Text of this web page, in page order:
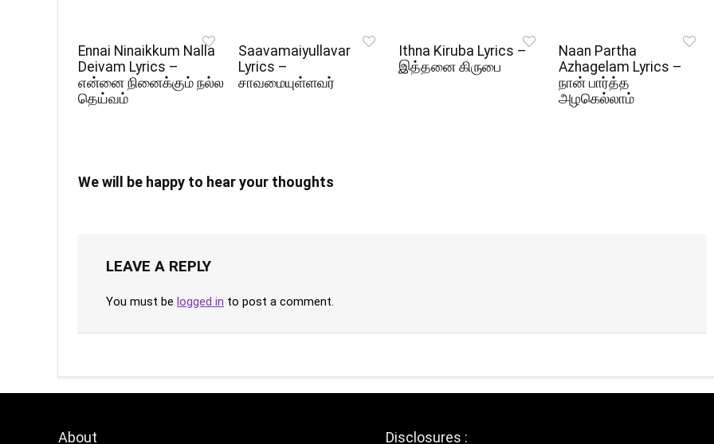
Ennai Ninaikkum Nalla
Deivam Lyrics –
என்னை நினைக்கும் நல்ல
தெய்வம்
Saavamaiyullavar
Lyrics –
சாவமையுள்ளவர்
Ithna Kiruba Lyrics –
இத்தனை கிருபை
Naan Partha
Azhagelam Lyrics –
நான் பார்த்த
அழகெல்லாம்
We will be happy to hear your thoughts
LEAVE A REPLY
You must be logged in to post a comment.
About Disclosures :